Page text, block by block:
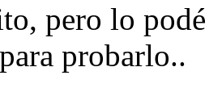
pero lo
probarlo..